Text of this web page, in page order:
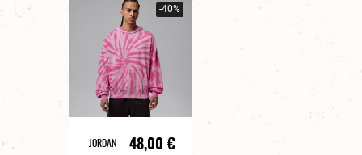
-40%
JORDAN 48,00 €